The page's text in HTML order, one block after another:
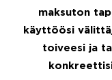
maksuton
käyttöösi
toiveesi ja